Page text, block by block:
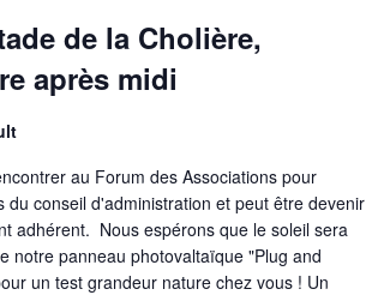
de la Cholière,
après midi
au Forum des Associations pour
conseil d'administration et peut être devenir
adhérent. Nous espérons que le soleil sera
notre panneau photovaltaïque "Plug and
un test grandeur nature chez vous ! Un